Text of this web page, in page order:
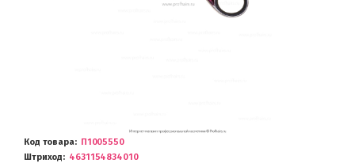
Код товара
П1005550
Штриход
4631154834010